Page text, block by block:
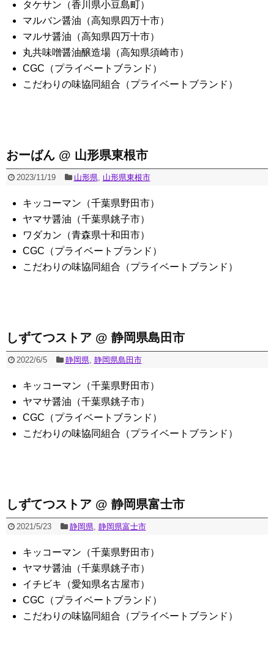
タケサン（香川県小豆島町）
マルバン醤油（高知県四万十市）
マルサ醤油（高知県四万十市）
丸共味噌醤油醸造場（高知県須崎市）
CGC（プライベートブランド）
こだわりの味協同組合（プライベートブランド）
おーばん @ 山形県東根市
2023/11/19 山形県, 山形県東根市
キッコーマン（千葉県野田市）
ヤマサ醤油（千葉県銚子市）
ワダカン（青森県十和田市）
CGC（プライベートブランド）
こだわりの味協同組合（プライベートブランド）
しずてつストア @ 静岡県島田市
2022/6/5 静岡県, 静岡県島田市
キッコーマン（千葉県野田市）
ヤマサ醤油（千葉県銚子市）
CGC（プライベートブランド）
こだわりの味協同組合（プライベートブランド）
しずてつストア @ 静岡県富士市
2021/5/23 静岡県, 静岡県富士市
キッコーマン（千葉県野田市）
ヤマサ醤油（千葉県銚子市）
イチビキ（愛知県名古屋市）
CGC（プライベートブランド）
こだわりの味協同組合（プライベートブランド）